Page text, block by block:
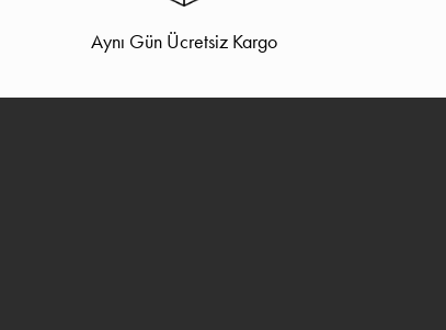
Aynı Gün Ücretsiz Kargo